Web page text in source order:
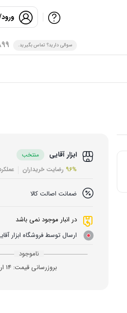
سوالی دارید؟ تماس بگیرید.
ابزار آقایی
منتخب
96% رضایت خریداران
ضمانت اصالت کالا
در انبار موجود نمی باشد
ارسال توسط فروشگاه ابزار
ناموجود
بروزرسانی قیمت: 14 اردیبهشت 1405